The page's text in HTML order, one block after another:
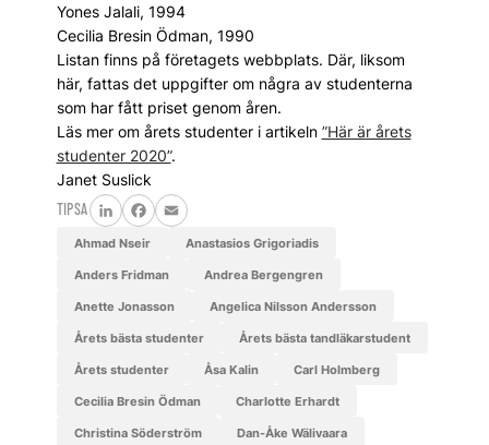
Yones Jalali, 1994
Cecilia Bresin Ödman, 1990
Listan finns på företagets webbplats. Där, liksom
här, fattas det uppgifter om några av studenterna
som har fått priset genom åren.
Läs mer om årets studenter i artikeln ”Här är årets
studenter 2020”.
Janet Suslick
TIPSA
LinkedInFacebook
Email
Ahmad Nseir Anastasios Grigoriadis
Anders Fridman Andrea Bergengren
Anette Jonasson Angelica Nilsson Andersson
årets bästa studenter årets bästa tandläkarstudent
Årets studenter Åsa Kalin Carl Holmberg
Cecilia Bresin Ödman Charlotte Erhardt
Christina Söderström Dan-Åke Wälivaara